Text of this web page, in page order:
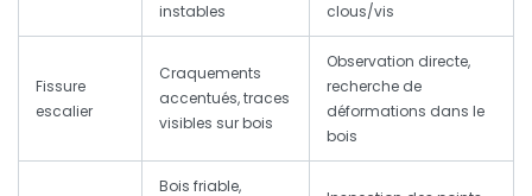
instables
clous/vis
Fissure
escalier
Craquements
accentués, traces
visibles sur bois
Observation directe,
recherche de
déformations dans le
bois
Bois friable,